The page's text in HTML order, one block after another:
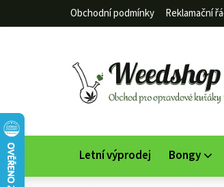
Obchodní podmínky Reklamační
Letní výprodej Bongy